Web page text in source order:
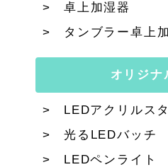
卓上加湿器
タンブラー卓上
オリジナ
LEDアクリルス
光るLEDバッチ
LEDペンライト